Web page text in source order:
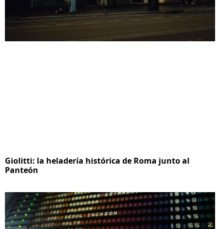
Giolitti: la heladería histórica de Roma junto al
Panteón